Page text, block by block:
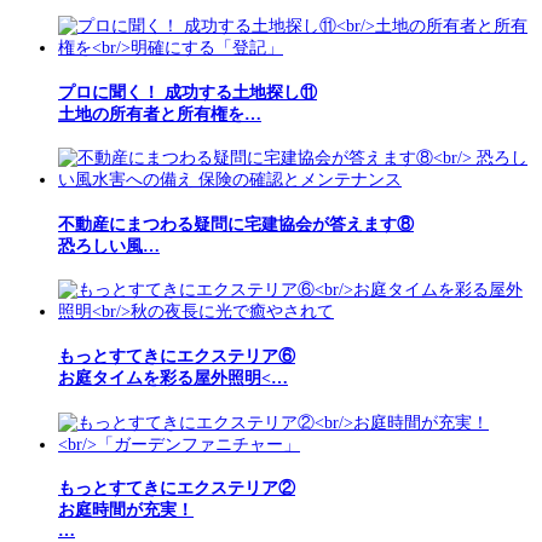
プロに聞く！ 成功する土地探し⑪
土地の所有者と所有権を…
不動産にまつわる疑問に宅建協会が答えます⑧
恐ろしい風…
もっとすてきにエクステリア⑥
お庭タイムを彩る屋外照明<…
もっとすてきにエクステリア②
お庭時間が充実！
…